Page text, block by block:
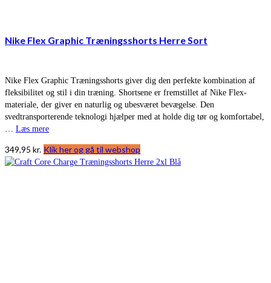
Nike Flex Graphic Træningsshorts Herre Sort
Nike Flex Graphic Træningsshorts giver dig den perfekte kombination af
fleksibilitet og stil i din træning. Shortsene er fremstillet af Nike Flex-
materiale, der giver en naturlig og ubesværet bevægelse. Den
svedtransporterende teknologi hjælper med at holde dig tør og komfortabel,
Læs mere
349,95 kr. Klik her og gå til webshop